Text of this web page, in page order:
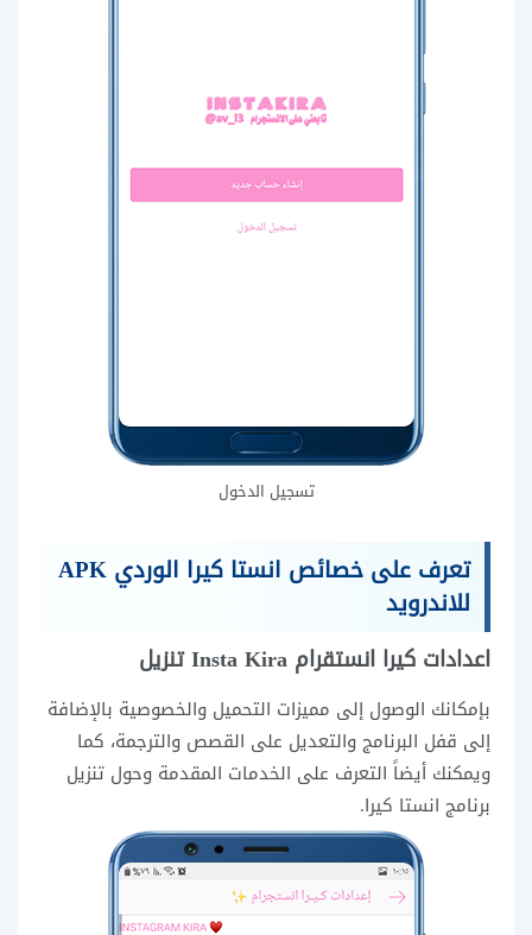
تسجيل الدخول
تعرف على خصائص انستا كيرا الوردي APK
للاندرويد
اعدادات كيرا انستقرام Insta Kira تنزيل
بإمكانك الوصول إلى مميزات التحميل والخصوصية بالإضافة
إلى قفل البرنامج والتعديل على القصص والترجمة، كما
ويمكنك أيضاً التعرف على الخدمات المقدمة وحول تنزيل
برنامج انستا كيرا.